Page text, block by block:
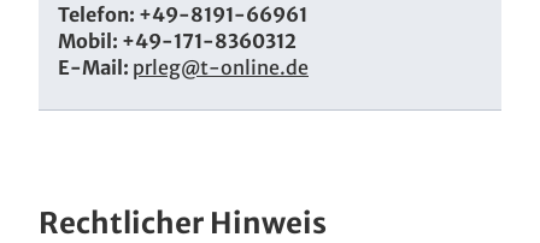
Telefon: +49-8191-66961
Mobil: +49-171-8360312
E-Mail: prleg@t-online.de
Rechtlicher Hinweis